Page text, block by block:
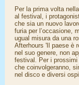
Per la prima volta
al festival, i
che sia un nuovo
furia per l’occasione,
ugual misura da una
Afterhours 'Il paese è
nel suo genere, non
festival. Per i
che coinvolgeranno,
nel disco e diversi